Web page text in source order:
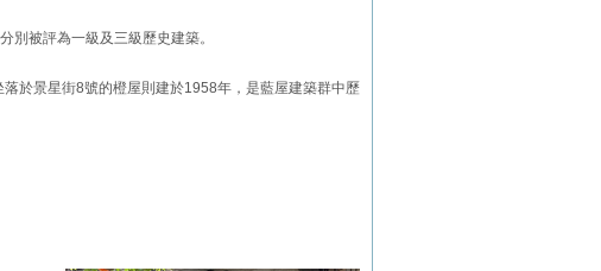
別被評為一級及三級歷史建築。
於景星街8號的橙屋則建於1958年，是藍屋建築群中歷